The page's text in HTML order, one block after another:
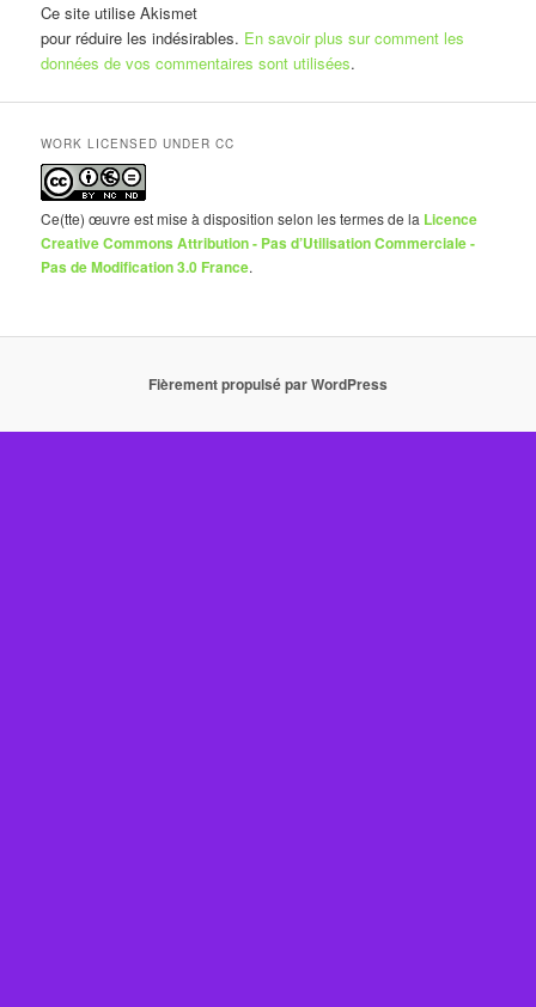
Ce site utilise Akismet
pour réduire les indésirables. En savoir plus sur comment les
données de vos commentaires sont utilisées.
WORK LICENSED UNDER CC
Ce(tte) œuvre est mise à disposition selon les termes de la Licence
Creative Commons Attribution - Pas d’Utilisation Commerciale -
Pas de Modification 3.0 France.
Fièrement propulsé par WordPress